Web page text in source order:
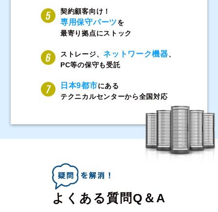
契約顧客向け！
専用保守パーツを
最寄り拠点にストック
ストレージ、ネットワーク機器、
PC等の保守も受託
日本9都市にある
テクニカルセンターから全国対応
よくある質問Q＆A